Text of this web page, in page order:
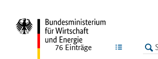
LISTE
76 Einträge